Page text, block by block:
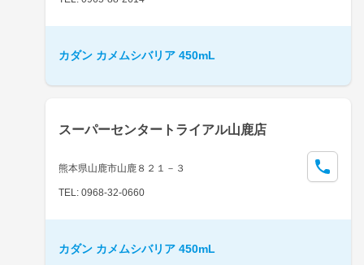
カダン カメムシバリア 450mL
スーパーセンタートライアル山鹿店
熊本県山鹿市山鹿８２１－３
TEL: 0968-32-0660
カダン カメムシバリア 450mL